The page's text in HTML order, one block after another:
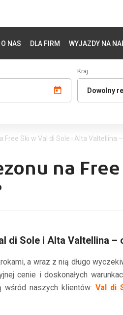
O NAS DLA FIRM WYJAZDY NA
Kraj
Free Ski w Val di Sole i Alta Valtellina
na
di Sole i Alta Valtellina –
a wraz z nią długo
cenie i doskonałych
wśród naszych klientów: Val di